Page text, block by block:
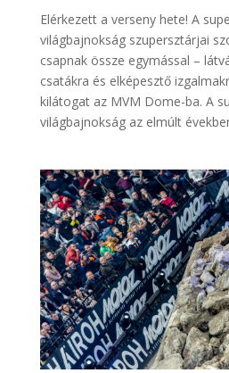
Elérkezett a verseny hete! A
világbajnokság szupersztárjai
csapnak össze egymással –
csatákra és elképesztő
kilátogat az MVM Dome-ba. A
világbajnokság az elmúlt